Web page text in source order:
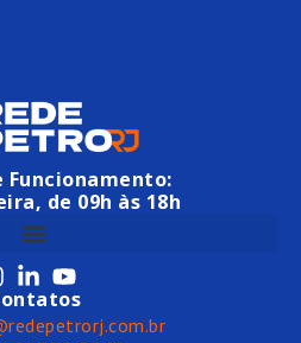
Funcionamento:
de 09h às 18h